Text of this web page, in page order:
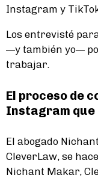
Instagram y
Los entrevisté
—y también yo—
trabajar.
El proceso de
Instagram
El abogado
CleverLaw, se
Nichant Makar,